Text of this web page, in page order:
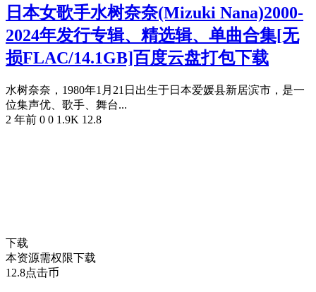
日本女歌手水树奈奈(Mizuki Nana)2000-
2024年发行专辑、精选辑、单曲合集[无
损FLAC/14.1GB]百度云盘打包下载
水树奈奈，1980年1月21日出生于日本爱媛县新居滨市，是一
位集声优、歌手、舞台...
2 年前 0 0 1.9K 12.8
下载
本资源需权限下载
12.8点击币